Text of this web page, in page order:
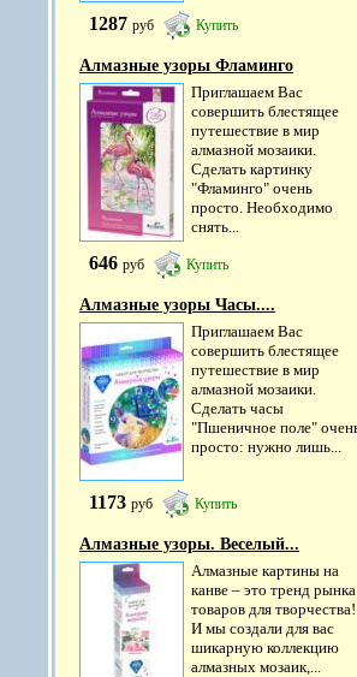
1287 руб Купить
Алмазные узоры Фламинго
Приглашаем Вас
совершить блестящее
путешествие в мир
алмазной мозаики.
Сделать картинку
"Фламинго" очень
просто. Необходимо
снять...
646 руб Купить
Алмазные узоры Часы....
Приглашаем Вас
совершить блестящее
путешествие в мир
алмазной мозаики.
Сделать часы
"Пшеничное поле"
просто: нужно лишь...
1173 руб Купить
Алмазные узоры. Веселый...
Алмазные картины на
канве – это тренд рынка
товаров для творчества!
И мы создали для вас
шикарную коллекцию
алмазных мозаик,...